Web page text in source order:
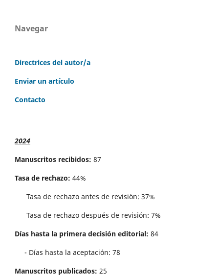
Navegar
Directrices del autor/a
Enviar un artículo
Contacto
2024
Manuscritos recibidos: 87
Tasa de rechazo: 44%
Tasa de rechazo antes de revisi´on: 37%
Tasa de rechazo después de revisión: 7%
Días hasta la primera decisión editorial: 84
- Días hasta la aceptación: 78
Manuscritos publicados: 25